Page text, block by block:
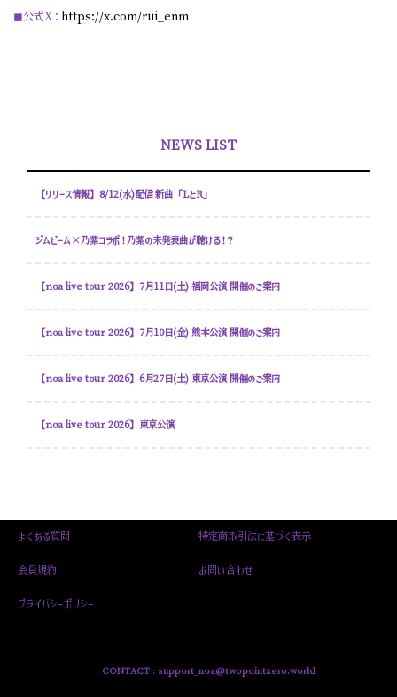
NEWS LIST
【リリース情報】8/12(水)配信 新曲「LとR」
ジムビーム×乃紫コラボ！乃紫の未発表曲が聴ける！？
【noa live tour 2026】7月11日(土) 福岡公演 開催のご案内
【noa live tour 2026】7月10日(金) 熊本公演 開催のご案内
【noa live tour 2026】6月27日(土) 東京公演 開催のご案内
【noa live tour 2026】東京公演
◼公式X： https://x.com/rui_enm
よくある質問 特定商取引法に基づく表示
会員規約 お問い合わせ
プライバシーポリシー
CONTACT : support_noa@twopointzero.world